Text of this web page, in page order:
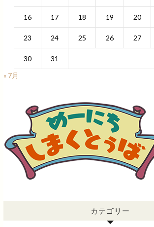
16 17 18 19 20
23 24 25 26 27
30
31
« 7月
カテゴリー